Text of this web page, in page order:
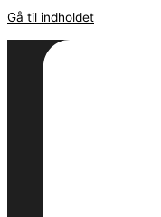
Gå til indholdet